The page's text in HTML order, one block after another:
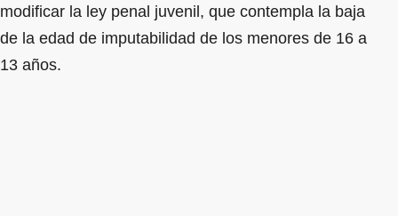
modificar la ley penal juvenil, que contempla la baja
de la edad de imputabilidad de los menores de 16 a
13 años.